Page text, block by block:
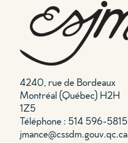
4240, rue de Bordeaux
Montréal (Québec) H2H
1Z5
Téléphone : 514 596-5815
jmance@cssdm.gouv.qc.ca